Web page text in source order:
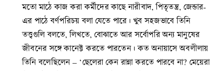
মতো মাঠে কাজ করা কর্মীদের কাছে নারীবাদ, পিতৃতন্ত্র, জেন্ডার-
এর পাঠে বর্ণপরিচয় বলা যেতে পারে। খুব সহজভাবে তিনি
তত্ত্বগুলি বলতে, লিখতে, বোঝাতে আর সর্বোপরি অন্য মানুষের
জীবনের সঙ্গে কানেক্ট করতে পারতেন। কত অনায়াসে অবলীলায়
তিনি বলেছিলেন – ‘ছেলেরা কেন রান্না করতে পারবে না? মেয়েরা